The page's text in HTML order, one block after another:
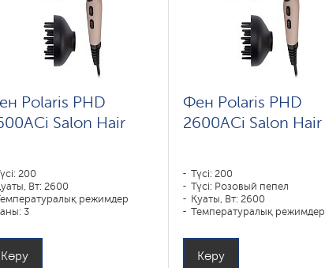
Polaris PHD
Salon Hair
200
Вт: 2600
режимдер
3
Көру
Фен Polaris PHD
2600AСi Salon Hair
Түсі: 200
Түсі: Розовый пепел
Қуаты, Вт: 2600
Температуралық режимдер
Көру